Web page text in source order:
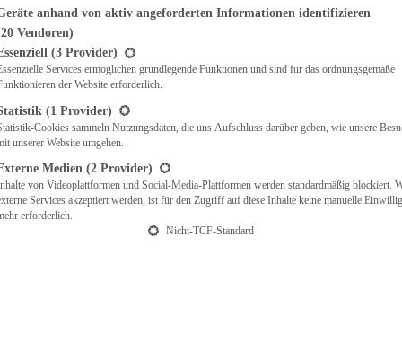
anhand von aktiv angeforderten Informationen identifizieren
Vendoren)
eine Liste der Service-Gruppen, für die eine Einwilligung erteilt werden
(3 Provider)
Services ermöglichen grundlegende Funktionen und sind für das ordnungsgemäße
der Website erforderlich.
(1 Provider)
Cookies sammeln Nutzungsdaten, die uns Aufschluss darüber geben, wie unsere
unserer Website umgehen.
Medien (2 Provider)
von Videoplattformen und Social-Media-Plattformen werden standardmäßig blockiert.
Services akzeptiert werden, ist für den Zugriff auf diese Inhalte keine manuelle
erforderlich.
Nicht-TCF-Standard